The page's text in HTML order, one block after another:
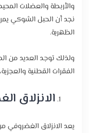
والأربطة والعضلات
نجد أن الحبل الشوكي
الظهرية.
ولذلك توجد العديد من
الفقرات القطنية
الانزلاق
يعد الانزلاق